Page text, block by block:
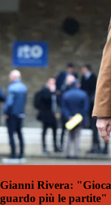
Gianni Rivera:
guardo più le partite"